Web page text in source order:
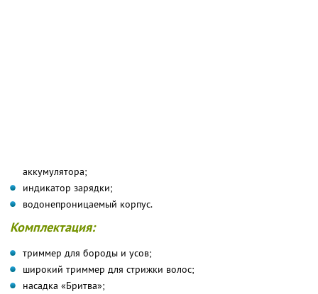
аккумулятора;
индикатор зарядки;
водонепроницаемый корпус.
Комплектация:
триммер для бороды и усов;
широкий триммер для стрижки волос;
насадка «Бритва»;